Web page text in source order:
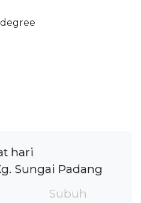
degree
hari
Sungai Padang
Subuh